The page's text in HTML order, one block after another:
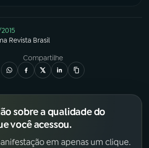
Revista Brasil
Compartilhe
sobre a qualidade do
você acessou.
em apenas um clique.